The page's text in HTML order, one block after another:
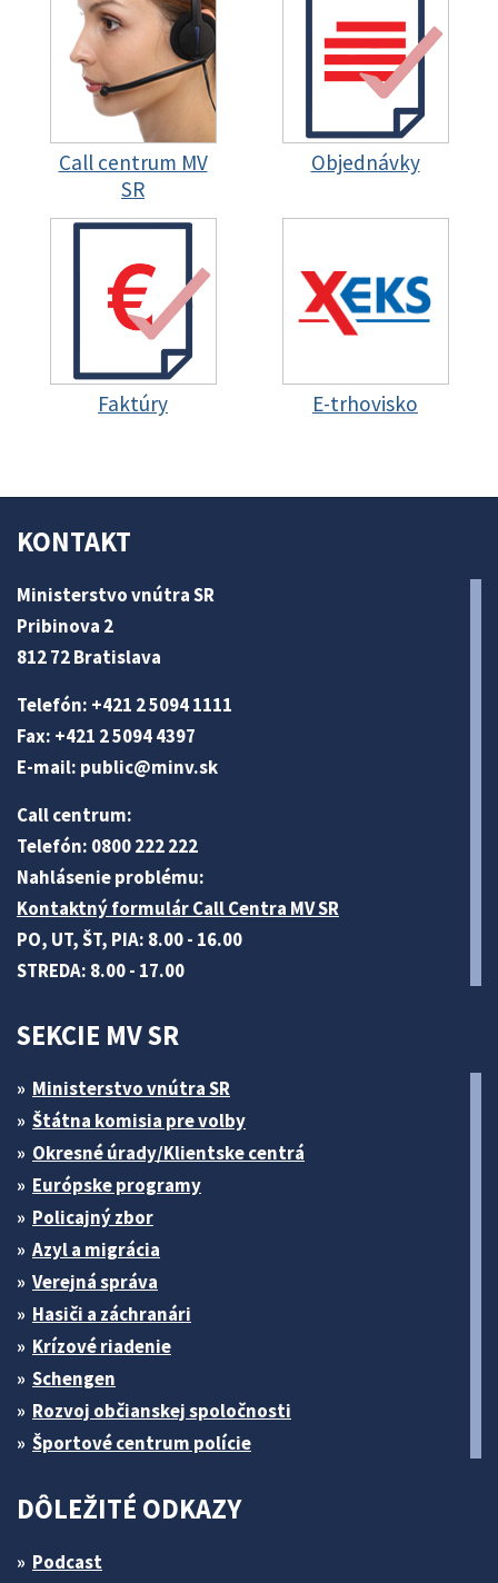
Call centrum MV
SR
Objednávky
Faktúry E-trhovisko
KONTAKT
Ministerstvo vnútra SR
Pribinova 2
812 72 Bratislava
Telefón: +421 2 5094 1111
Fax: +421 2 5094 4397
E-mail: public@minv.sk
Call centrum:
Telefón: 0800 222 222
Nahlásenie problému:
Kontaktný formulár Call Centra MV SR
PO, UT, ŠT, PIA: 8.00 - 16.00
STREDA: 8.00 - 17.00
SEKCIE MV SR
Ministerstvo vnútra SR
Štátna komisia pre volby
Okresné úrady/Klientske centrá
Európske programy
Policajný zbor
Azyl a migrácia
Verejná správa
Hasiči a záchranári
Krízové riadenie
Schengen
Rozvoj občianskej spoločnosti
Športové centrum polície
DÔLEŽITÉ ODKAZY
Podcast